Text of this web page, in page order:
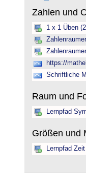
Zahlen und
1 x 1 Üben
https://
Schriftliche
Raum und
Lernpfad
Größen und
Lernpfad Zeit